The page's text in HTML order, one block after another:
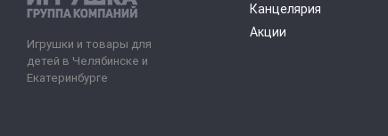
Игрушки и товары для
детей в Челябинске и
Екатеринбурге
Канцелярия
Акции